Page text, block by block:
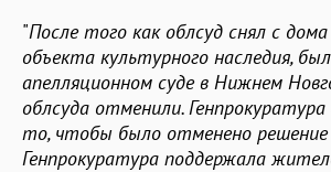
"После того как облсуд снял с
объекта культурного наследия,
апелляционном суде в Нижнем
облсуда отменили.
то, чтобы было отменено решение
Генпрокуратура поддержала